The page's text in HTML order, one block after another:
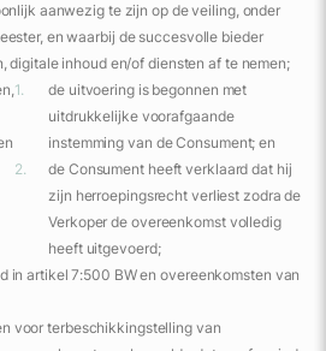
aanwezig te zijn op de veiling, onder
en waarbij de succesvolle bieder
digitale inhoud en/of diensten af te nemen;
de uitvoering is begonnen met
uitdrukkelijke voorafgaande
instemming van de Consument; en
de Consument heeft verklaard dat hij
zijn herroepingsrecht verliest zodra de
Verkoper de overeenkomst volledig
heeft uitgevoerd;
in artikel 7:500 BW en overeenkomsten van
voor terbeschikkingstelling van